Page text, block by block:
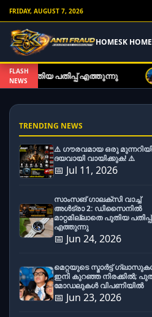
FRIDAY, AUGUST 7, 2026
HOMESK HOME
FLASH
NEWS
മെറ്റയുടെ
TRENDING NEWS
⚠️ ഗൗരവമായ ഒരു
ദയവായി വായിക്കുക! ⚠️
📅 Jul 11, 2026
സാംസങ് ഗാലക്സി വാച്ച്
അൾട്രാ 2: ഡിസൈനിൽ
മാറ്റമില്ലാതെ പുതിയ പതിപ്പ്
എത്തുന്നു
📅 Jun 24, 2026
മെറ്റയുടെ സ്മാർട്ട്
ഇനി കുറഞ്ഞ നിരക്കിൽ;
മോഡലുകൾ വിപണിയിൽ
📅 Jun 23, 2026